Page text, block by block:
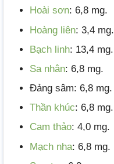
Hoài sơn: 6,8 mg.
Hoàng liên: 3,4 mg.
Bạch linh: 13,4 mg.
Sa nhân: 6,8 mg.
Đảng sâm: 6,8 mg.
Thần khúc: 6,8 mg.
Cam thảo: 4,0 mg.
Mạch nha: 6,8 mg.